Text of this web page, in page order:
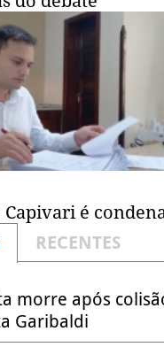
é
RECENTES
morre após
Garibaldi